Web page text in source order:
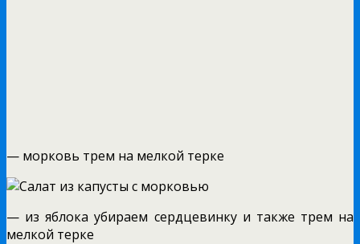
— морковь трем на мелкой терке
— из яблока убираем сердцевинку и также трем на
мелкой терке